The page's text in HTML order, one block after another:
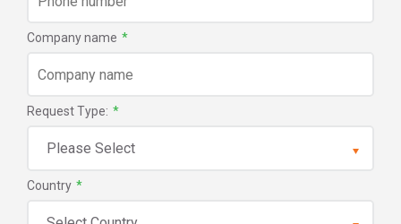
Company name *
Request Type: *
Country *